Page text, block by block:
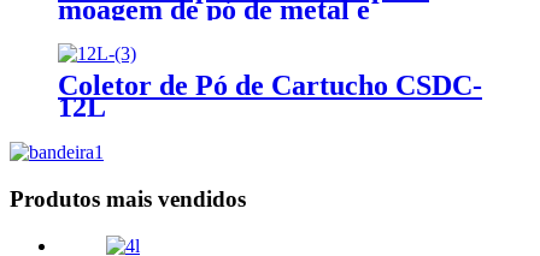
moagem de pó de metal e
plataforma de remoção de pó
Coletor de Pó de Cartucho CSDC-
12L
Produtos mais vendidos